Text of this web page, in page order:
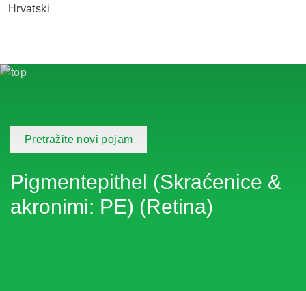
Hrvatski
Pretražite novi pojam
Pigmentepithel (Skraćenice &
akronimi: PE) (Retina)